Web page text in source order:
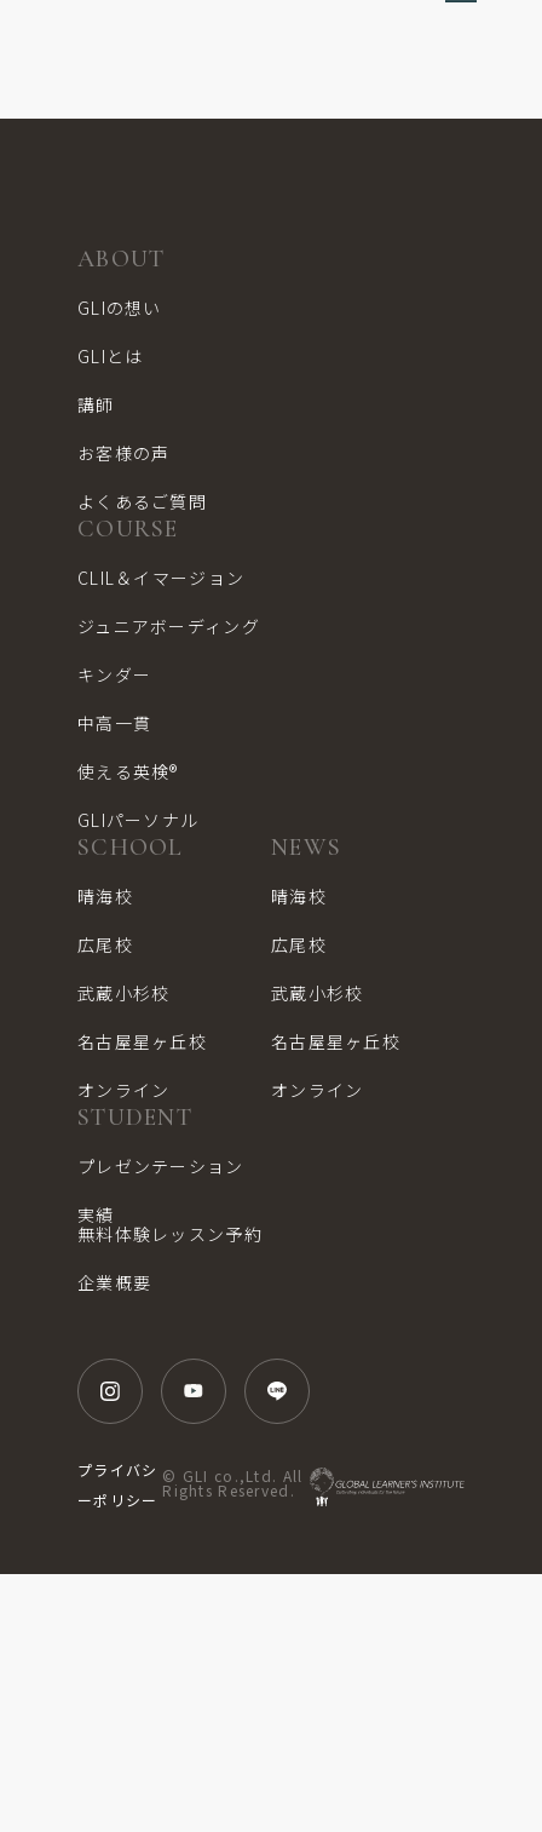
ABOUT
GLIの想い
GLIとは
講師
お客様の声
よくあるご質問
COURSE
CLIL＆イマージョン
ジュニアボーディング
キンダー
中高一貫
使える英検®︎
GLIパーソナル
SCHOOL
晴海校
広尾校
武蔵小杉校
名古屋星ヶ丘校
オンライン
NEWS
晴海校
広尾校
武蔵小杉校
名古屋星ヶ丘校
オンライン
STUDENT
プレゼンテーション
実績
無料体験レッスン予約
企業概要
プライバシ
ーポリシー
© GLI co.,Ltd. All
Rights Reserved.